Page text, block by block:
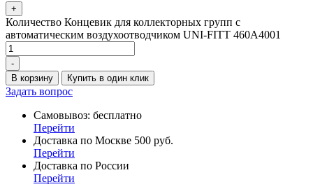
+
Количество Концевик для коллекторных групп с
автоматическим воздухоотводчиком UNI-FITT 460A4001
-
В корзину
Купить в один клик
Задать вопрос
Самовывоз: бесплатно
Перейти
Доставка по Москве 500 руб.
Перейти
Доставка по России
Перейти